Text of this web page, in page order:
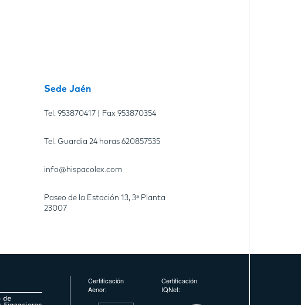
Sede Jaén
Tel.953870417 | Fax953870354
Tel. Guardia 24 horas620857535
info@hispacolex.com
Paseo de la Estación 13, 3ª Planta
23007
Certificación
Aenor:
Certificación
IQNet: